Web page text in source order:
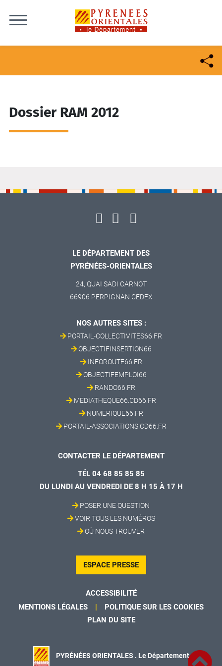
Dossier RAM 2012
LE DÉPARTEMENT DES
PYRÉNÉES-ORIENTALES
24, QUAI SADI CARNOT
66906 PERPIGNAN CEDEX
NOS AUTRES SITES :
PORTAIL-COLLECTIVITES66.FR
OBJECTIFINSERTION66
INFOROUTE66.FR
OBJECTIFEMPLOI66
RANDO66.FR
MEDIATHEQUE66.CD66.FR
NUMERIQUE66.FR
PORTAIL-ASSOCIATIONS.CD66.FR
CONTACTER LE DÉPARTEMENT
TÉL 04 68 85 85 85
DU LUNDI AU VENDREDI DE 8 H 15 À 17 H
POSER UNE QUESTION
VOIR TOUS LES NUMÉROS
OÙ NOUS TROUVER
ESPACE PRESSE
ACCESSIBILITÉ
MENTIONS LÉGALES
POLITIQUE SUR LES COOKIES
PLAN DU SITE
PYRÉNÉES ORIENTALES . Le Département